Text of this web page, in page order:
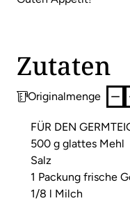
Zutaten
Originalmenge
FÜR DEN
500 g glattes Mehl
Salz
1 Packung frische
1/8 l Milch